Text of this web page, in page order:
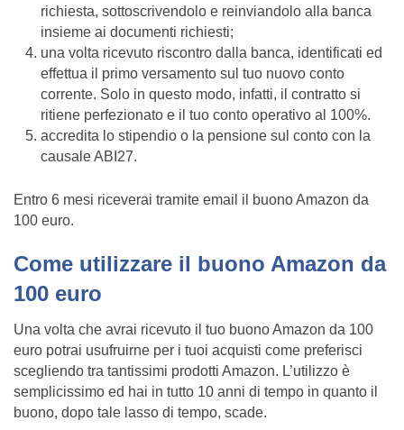
richiesta, sottoscrivendolo e reinviandolo alla banca
insieme ai documenti richiesti;
una volta ricevuto riscontro dalla banca, identificati ed
effettua il primo versamento sul tuo nuovo conto
corrente. Solo in questo modo, infatti, il contratto si
ritiene perfezionato e il tuo conto operativo al 100%.
accredita lo stipendio o la pensione sul conto con la
causale ABI27.
Entro 6 mesi riceverai tramite email il buono Amazon da
100 euro.
Come utilizzare il buono Amazon da
100 euro
Una volta che avrai ricevuto il tuo buono Amazon da 100
euro potrai usufruirne per i tuoi acquisti come preferisci
scegliendo tra tantissimi prodotti Amazon. L’utilizzo è
semplicissimo ed hai in tutto 10 anni di tempo in quanto il
buono, dopo tale lasso di tempo, scade.